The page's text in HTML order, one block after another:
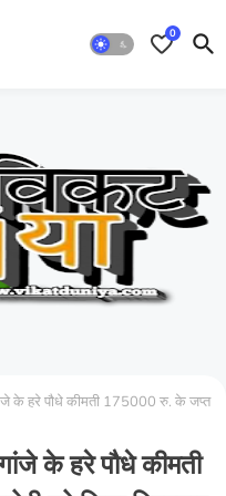
0
के हरे पौधे कीमती 175000 रु. के जप्त
के हरे पौधे कीमती